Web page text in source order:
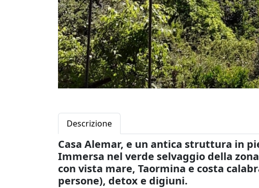
Descrizione
Casa Alemar, e un antica struttura in
Immersa nel verde selvaggio della
con vista mare, Taormina e costa
persone), detox e digiuni.